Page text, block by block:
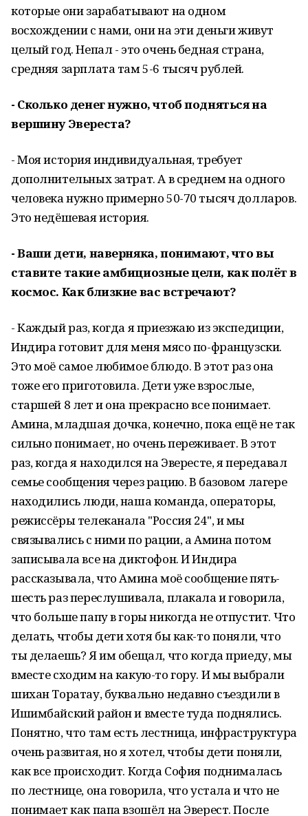
которые они зарабатывают на одном
восхождении с нами, они на эти деньги живут
целый год. Непал - это очень бедная страна,
средняя зарплата там 5-6 тысяч рублей.
- Сколько денег нужно, чтоб подняться на
вершину Эвереста?
- Моя история индивидуальная, требует
дополнительных затрат. А в среднем на одного
человека нужно примерно 50-70 тысяч долларов.
Это недёшевая история.
- Ваши дети, наверняка, понимают, что вы
ставите такие амбициозные цели, как полёт в
космос. Как близкие вас встречают?
- Каждый раз, когда я приезжаю из экспедиции,
Индира готовит для меня мясо по-французски.
Это моё самое любимое блюдо. В этот раз она
тоже его приготовила. Дети уже взрослые,
старшей 8 лет и она прекрасно все понимает.
Амина, младшая дочка, конечно, пока ещё не так
сильно понимает, но очень переживает. В этот
раз, когда я находился на Эвересте, я передавал
семье сообщения через рацию. В базовом лагере
находились люди, наша команда, операторы,
режиссёры телеканала "Россия 24", и мы
связывались с ними по рации, а Амина потом
записывала все на диктофон. И Индира
рассказывала, что Амина моё сообщение пять-
шесть раз переслушивала, плакала и говорила,
что больше папу в горы никогда не отпустит. Что
делать, чтобы дети хотя бы как-то поняли, что
ты делаешь? Я им обещал, что когда приеду, мы
вместе сходим на какую-то гору. И мы выбрали
шихан Торатау, буквально недавно съездили в
Ишимбайский район и вместе туда поднялись.
Понятно, что там есть лестница, инфраструктура
очень развитая, но я хотел, чтобы дети поняли,
как все происходит. Когда София поднималась
по лестнице, она говорила, что устала и что не
понимает как папа взошёл на Эверест. После